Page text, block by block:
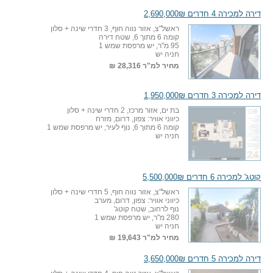
דירה למכירה 4 חדרים 2,690,000₪
ראשל"צ, אזור נווה חוף, 3 חדרי שינה + סלון
קומה 6 מתוך 6, שטח דירה
95 מ"ר, יש מרפסת שמש 1
חניה יש
מחיר למ"ר 28,316 ₪
דירה למכירה 3 חדרים 1,950,000₪
בת ים, אזור מרכז, 2 חדרי שינה + סלון
כיווני אוויר: צפון, דרום, מזרח
קומה 6 מתוך 6, נוף לעיר, יש מרפסת שמש 1
חניה יש
קוטג' למכירה 6 חדרים 5,500,000₪
ראשל"צ, אזור נווה חוף, 5 חדרי שינה + סלון
כיווני אוויר: צפון, דרום, מערב
נוף לרחוב, שטח קוטג'
280 מ"ר, יש מרפסת שמש 1
חניה יש
מחיר למ"ר 19,643 ₪
דירה למכירה 5 חדרים 3,650,000₪